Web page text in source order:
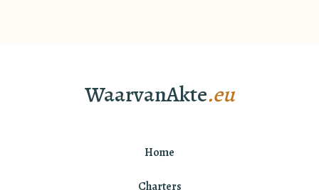
WaarvanAkte.eu
Home
Charters